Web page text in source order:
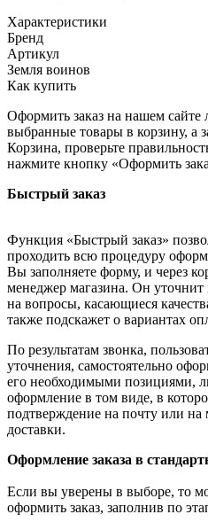
Характеристики
Бренд
Артикул
Земля воинов
Как купить
Оформить заказ на нашем сайте
выбранные товары в корзину, а
Корзина, проверьте
нажмите кнопку «Оформить
Быстрый заказ
Функция «Быстрый заказ»
проходить всю процедуру
Вы заполняете форму, и через
менеджер магазина. Он уточнит
на вопросы, касающиеся
также подскажет о вариантах
По результатам звонка,
уточнения, самостоятельно
его необходимыми позициями,
оформление в том виде, в
подтверждение на почту или
доставки.
Оформление заказа в
Если вы уверены в выборе, то
оформить заказ, заполнив по